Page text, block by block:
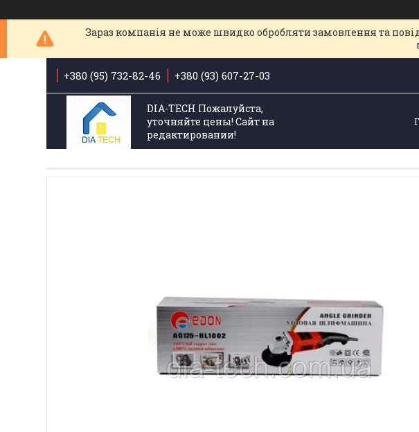
Зараз компанія не може швидко обробляти замовлення та
+380 (95) 732-82-46 +380 (93) 607-27-03
DIA-TECH Пожалуйста,
уточняйте цены! Сайт на
редактировании!